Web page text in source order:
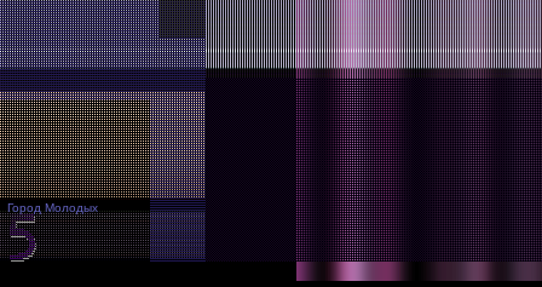
Город Молодых